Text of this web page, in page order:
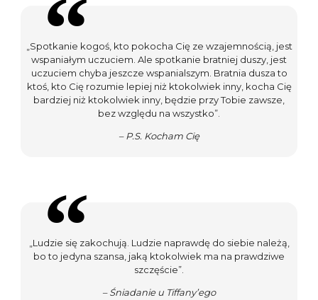
„Spotkanie kogoś, kto pokocha Cię ze wzajemnością, jest
wspaniałym uczuciem. Ale spotkanie bratniej duszy, jest
uczuciem chyba jeszcze wspanialszym. Bratnia dusza to
ktoś, kto Cię rozumie lepiej niż ktokolwiek inny, kocha Cię
bardziej niż ktokolwiek inny, będzie przy Tobie zawsze,
bez względu na wszystko”.
– P.S. Kocham Cię
„Ludzie się zakochują. Ludzie naprawdę do siebie należą,
bo to jedyna szansa, jaką ktokolwiek ma na prawdziwe
szczęście”.
– Śniadanie u Tiffany’ego